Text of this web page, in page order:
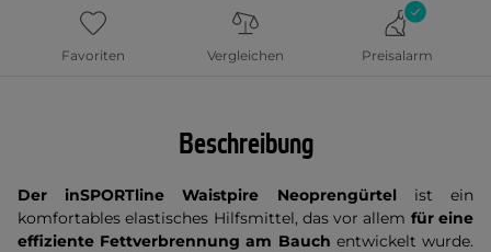
Favoriten Vergleichen Preisalarm
Beschreibung
Der inSPORTline Waistpire Neoprengürtelist ein
komfortables elastisches Hilfsmittel, das vor allem für eine
effiziente Fettverbrennung am Bauch entwickelt wurde.